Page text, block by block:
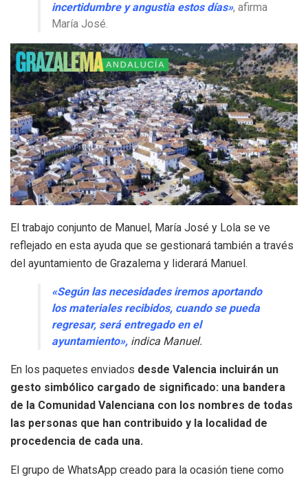
incertidumbre y angustia estos días», afirma
María José.
El trabajo conjunto de Manuel, María José y Lola se ve
reflejado en esta ayuda que se gestionará también a través
del ayuntamiento de Grazalema y liderará Manuel.
«Según las necesidades iremos aportando
los materiales recibidos, cuando se pueda
regresar, será entregado en el
ayuntamiento», indica Manuel.
En los paquetes enviados desde Valencia incluirán un
gesto simbólico cargado de significado: una bandera
de la Comunidad Valenciana con los nombres de todas
las personas que han contribuido y la localidad de
procedencia de cada una.
El grupo de WhatsApp creado para la ocasión tiene como